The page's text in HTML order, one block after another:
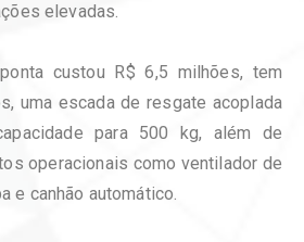
elevadas.
custou R$ 6,5 milhões, tem
uma escada de resgate acoplada
para 500 kg, além de
operacionais como ventilador de
e canhão automático.